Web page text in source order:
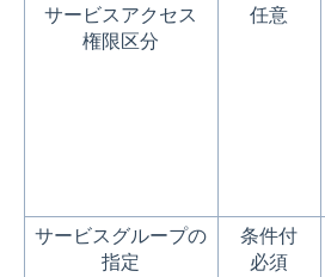
サービスアクセス
権限区分
任意
サービスグループの
指定
条件付
必須